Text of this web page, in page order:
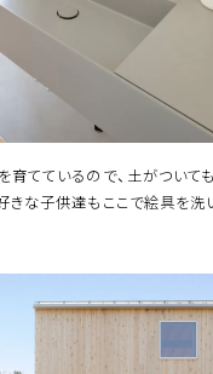
育てているので、土がついて
きな子供達もここで絵具を洗